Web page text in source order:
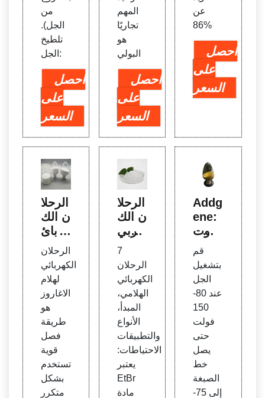
من
الجل).
تلطيخ
الجل:
احصل
على
السعر
المهم
تجاريًا
هو
البولي
احصل
على
السعر
عن
86%
احصل
على
السعر
الرحلا
ن الك
هربائ
ي لهلا
م الاغا
روز: ا
لمبدأ،
الإجرا
ء، النتا
ئج • ال
ميكرو
ب عب
ر الإنت
رنت
الرحلان
الكهربائي
لهلام
الاغاروز
هو
طريقة
فصل
قوية
تستخدم
بشكل
متكرر
الرحلا
ن الك
هربي
الهلام
ي، ال
مبدأ،
الأنواع
والتط
بيقات
7
الرحلان
الكهربائي
الهلامي،
المبدأ،
الأنواع
والتطبيقات
الاحتياطات:
يعتبر
EtBr
مادة
Addg
ene:
البروت
وكول
- كيف
ية تش
غيل ج
ل Ag
aros
e
قم
بتشغيل
الجل
عند 80-
150
فولت
حتى
يصل
خط
الصبغة
إلى 75-